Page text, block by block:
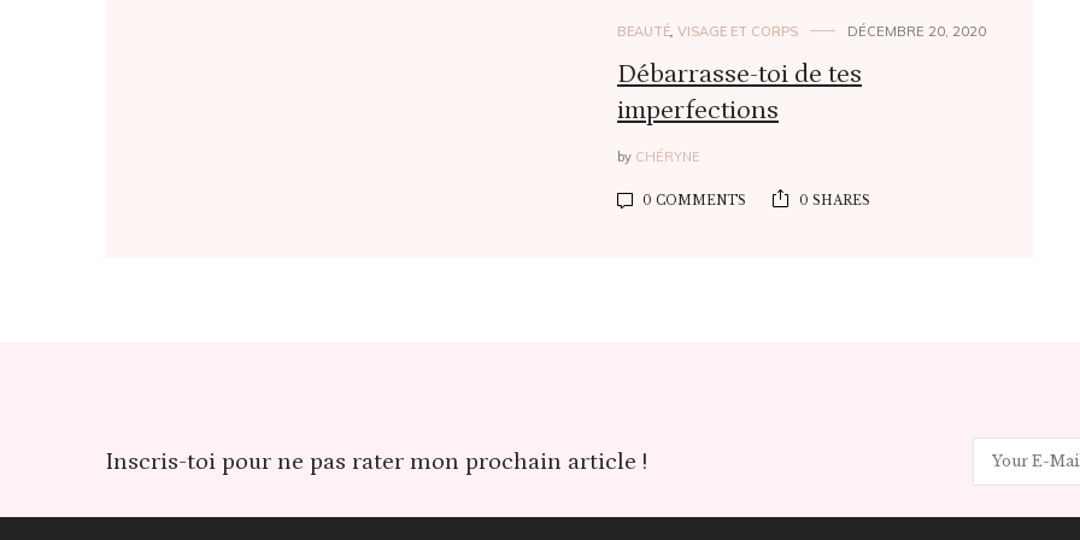
BEAUTÉ, VISAGE ET CORPS DÉCEMBRE 20, 2020
Débarrasse-toi de tes
imperfections
by CHÉRYNE
0 COMMENTS 0 SHARES
Inscris-toi pour ne pas rater mon prochain article !